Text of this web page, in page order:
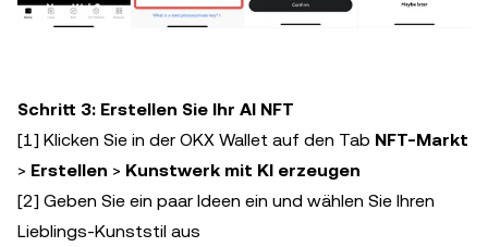
Schritt 3: Erstellen Sie Ihr AI NFT
[1] Klicken Sie in der OKX Wallet auf den Tab NFT-Markt
> Erstellen > Kunstwerk mit KI erzeugen
[2] Geben Sie ein paar Ideen ein und wählen Sie Ihren
Lieblings-Kunststil aus